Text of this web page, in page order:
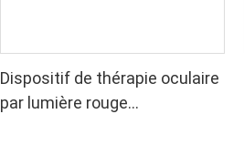
Dispositif de thérapie oculaire
par lumière rouge